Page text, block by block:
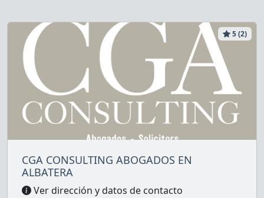
5 (2)
CGA CONSULTING ABOGADOS EN
ALBATERA
Ver dirección y datos de contacto